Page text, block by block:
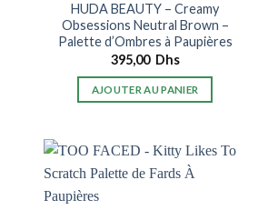
HUDA BEAUTY – Creamy
Obsessions Neutral Brown –
Palette d’Ombres à Paupières
395,00 Dhs
AJOUTER AU PANIER